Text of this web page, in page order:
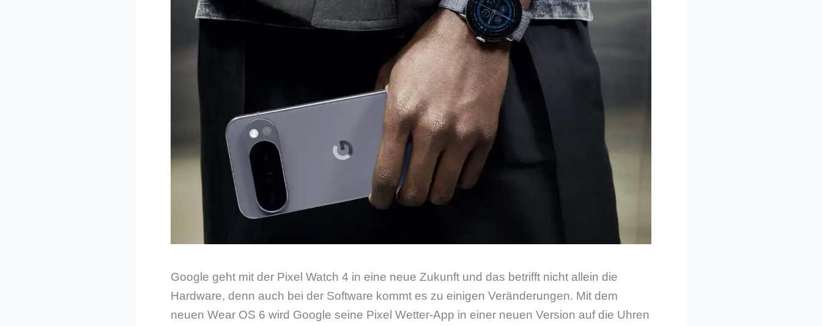
Google geht mit der Pixel Watch 4 in eine neue Zukunft und das betrifft nicht allein die
Hardware, denn auch bei der Software kommt es zu einigen Veränderungen. Mit dem
neuen Wear OS 6 wird Google seine Pixel Wetter-App in einer neuen Version auf die Uhren